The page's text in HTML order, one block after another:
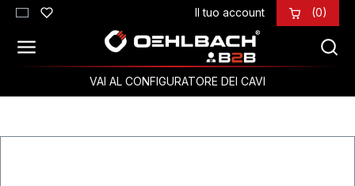
Passa al contenuto principale Il tuo account (0)
VAI AL CONFIGURATORE DEI CAVI